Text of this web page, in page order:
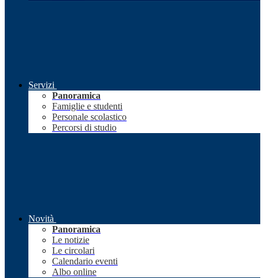
Servizi
Panoramica
Famiglie e studenti
Personale scolastico
Percorsi di studio
Novità
Panoramica
Le notizie
Le circolari
Calendario eventi
Albo online